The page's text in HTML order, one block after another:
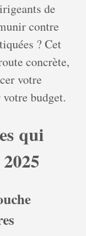
de
contre
? Cet
concrète,
votre
budget.
qui